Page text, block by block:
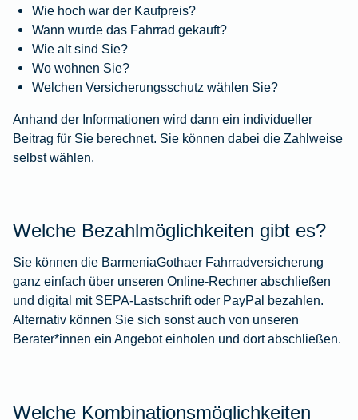
Wie hoch war der Kaufpreis?
Wann wurde das Fahrrad gekauft?
Wie alt sind Sie?
Wo wohnen Sie?
Welchen Versicherungsschutz wählen Sie?
Anhand der Informationen wird dann ein individueller
Beitrag für Sie berechnet. Sie können dabei die Zahlweise
selbst wählen.
Welche Bezahlmöglichkeiten gibt es?
Sie können die BarmeniaGothaer Fahrradversicherung
ganz einfach über unseren Online-Rechner abschließen
und digital mit SEPA-Lastschrift oder PayPal bezahlen.
Alternativ können Sie sich sonst auch von unseren
Berater*innen ein Angebot einholen und dort abschließen.
Welche Kombinationsmöglichkeiten